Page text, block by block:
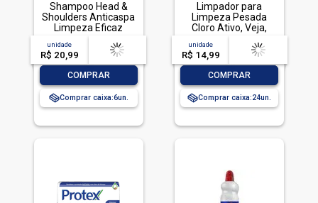
Shampoo Head &
Shoulders Anticaspa
Limpeza Eficaz
200ml
unidade
R$ 20,99
acima de
-- --,--un.
COMPRAR
Comprar caixa:6
Limpador para
Limpeza Pesada
Cloro Ativo, Veja,
500ml
unidade
R$ 14,99
acima de
-- --,--un.
COMPRAR
Comprar caixa:24